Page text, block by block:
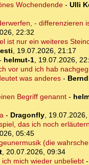
Wochendende- Ulli
- differenzieren
22:32
ist nur ein weiteres
, 19.07.2026, 21:17
helmut-1, 19.07.2026,
vor und ich hab
was anderes -
Begriff genannt-
- Dragonfly,
das ich noch
05:45
(die
, 20.07.2026, 09:34
ich mich wieder unbeliebt-